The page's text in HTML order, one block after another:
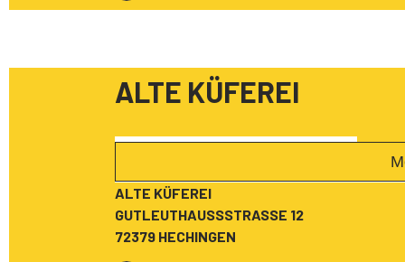
ALTE KÜFEREI
ALTE KÜFEREI
GUTLEUTHAUSSSTRASSE 12
72379 HECHINGEN